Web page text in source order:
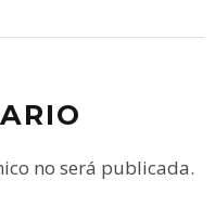
no será publicada.